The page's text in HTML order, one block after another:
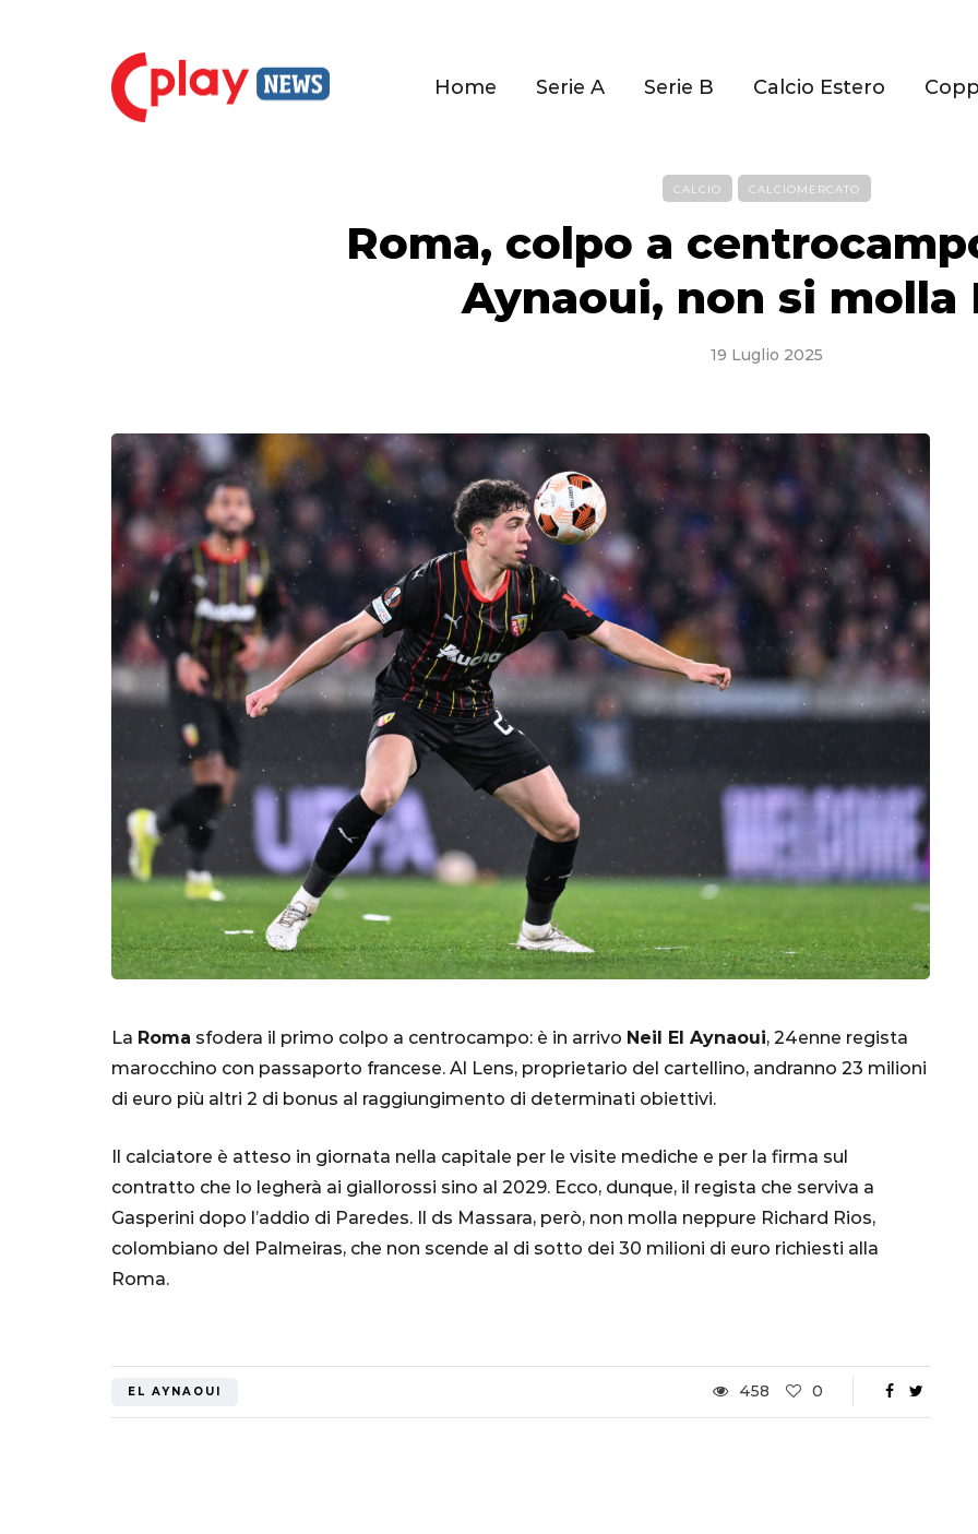
Home Serie A Serie B Calcio Estero
CALCIO CALCIOMERCATO
Roma, colpo a
Aynaoui, non si molla
19 Luglio 2025
La Roma sfodera il primo colpo a centrocampo: è in arrivo Neil El Aynaoui, 24enne regista
marocchino con passaporto francese. Al Lens, proprietario del cartellino, andranno 23 milioni
di euro più altri 2 di bonus al raggiungimento di determinati obiettivi.
Il calciatore è atteso in giornata nella capitale per le visite mediche e per la firma sul
contratto che lo legherà ai giallorossi sino al 2029. Ecco, dunque, il regista che serviva a
Gasperini dopo l’addio di Paredes. Il ds Massara, però, non molla neppure Richard Rios,
colombiano del Palmeiras, che non scende al di sotto dei 30 milioni di euro richiesti alla
Roma.
EL AYNAOUI 458 0
SERIE A
Lautaro Martinez,
"Bayern? Pensa
CALCIO MONDIALE QATAR
Qatar 2022, Brasile